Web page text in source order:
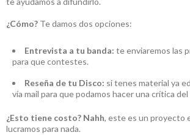
¿Cómo? Te damos dos opciones:
Entrevista a tu banda: te enviaremos las
para que contestes.
Reseña de tu Disco: si tenes material ya
vía mail para que podamos hacer una crítica del
¿Esto tiene costo? Nahh, este es un proyecto
lucramos para nada.